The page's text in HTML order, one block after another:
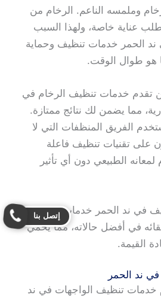
وملمسه الناعم. الرخام من
عناية خاصة، ولهذا السبب
الحمر خدمات تنظيف وحماية
هو طوال الوقت.
تقدم خدمات تنظيف الرخام في
مما يضمن لك نتائج ممتازة.
الفريق المنظفات التي لا
على تقنيات تنظيف فاعلة
الطبيعي دون أي تأثير
في ند الحمر خدمات صيانة
في أفضل حالاته، مما يحمي
القيمة.
ند الحمر
خدمات تنظيف الواجهات في ند
إتصل بنا